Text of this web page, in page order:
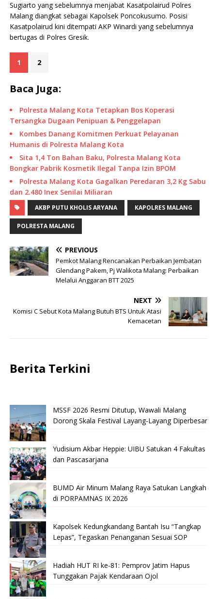
Sugiarto yang sebelumnya menjabat Kasatpolairud Polres
Malang diangkat sebagai Kapolsek Poncokusumo. Posisi
Kasatpolairud kini ditempati AKP Winardi yang sebelumnya
bertugas di Polres Gresik.
1 2
Baca Juga:
Polresta Malang Kota Tetapkan Bos Koperasi
Tersangka Dugaan Penipuan & Penggelapan
Kombes Danang Komitmen Perkuat Pelayanan
Humanis di Polresta Malang Kota
Sita 1,4 Ton Bahan Baku, Polresta Malang Kota
Bongkar Pabrik Kosmetik Ilegal Tanpa Izin BPOM
Polresta Malang Kota Gagalkan Peredaran 3,2 Kg Sabu
dan 2.480 Inex Senilai Miliaran
AKBP PUTU KHOLIS ARYANA KAPOLRES MALANG
POLRESTA MALANG
PREVIOUS
Pemkot Malang Rencanakan Perbaikan Jembatan
Glendang Pakem, Pj Walikota Malang: Perbaikan
Melalui Anggaran BTT 2025
NEXT
Komisi C Sebut Kota Malang Butuh BTS Untuk Atasi
Kemacetan
Berita Terkini
MSSF 2026 Resmi Ditutup, Wawali Malang
Dorong Skala Festival Layang-Layang Diperbesar
Yudisium Akbar Heppie: UIBU Satukan 4 Fakultas
dan Pascasarjana
BUMD Air Minum Malang Raya Satukan Langkah
di PORPAMNAS IX 2026
Kapolsek Kedungkandang Bantah Isu “Tangkap
Lepas”, Tegaskan Penanganan Sesuai SOP
Hadiah HUT RI ke-81: Pemprov Jatim Hapus
Tunggakan Pajak Kendaraan Ojol